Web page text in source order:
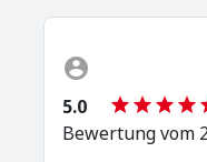
5.0
Bewertung vom